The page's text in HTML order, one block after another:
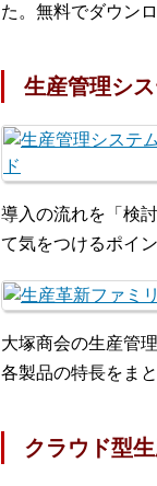
た。無料でダウン
生産管理シ
導入の流れを「検
て気をつけるポイ
大塚商会の生産管
各製品の特長をま
クラウド型